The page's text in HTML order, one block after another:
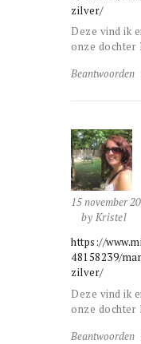
zilver/
Deze vind ik
onze dochter
Beantwoorden
15 november
by Kristel
https://
48158239/
zilver/
Deze vind ik
onze dochter
Beantwoorden